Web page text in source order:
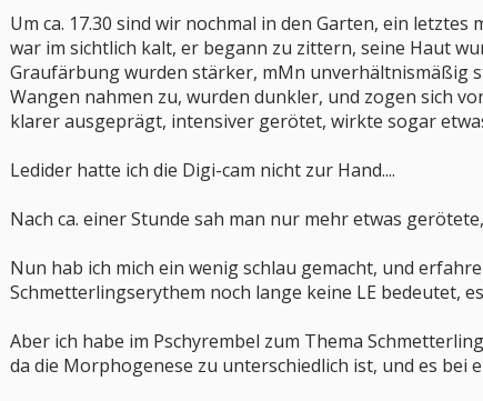
Um ca. 17.30 sind wir nochmal in den Garten, ein
war im sichtlich kalt, er begann zu zittern, seine Haut
Graufärbung wurden stärker, mMn unverhältnismäßig
Wangen nahmen zu, wurden dunkler, und zogen sich
klarer ausgeprägt, intensiver gerötet, wirkte sogar
Ledider hatte ich die Digi-cam nicht zur Hand....
Nach ca. einer Stunde sah man nur mehr etwas
Nun hab ich mich ein wenig schlau gemacht, und
Schmetterlingserythem noch lange keine LE bedeutet,
Aber ich habe im Pschyrembel zum Thema
da die Morphogenese zu unterschiedlich ist, und es bei